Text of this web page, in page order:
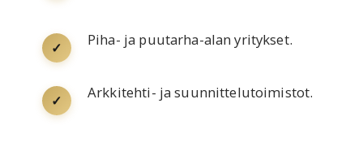
✓ Piha- ja puutarha-alan yritykset.
✓ Arkkitehti- ja suunnittelutoimistot.